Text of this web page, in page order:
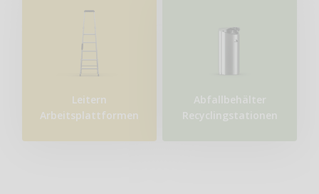
Leitern
Arbeitsplattformen
Abfallbehälter
Recyclingstationen